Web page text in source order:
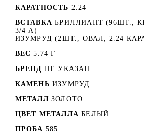
КАРАТНОСТЬ 2.24
ВСТАВКА БРИЛЛИАНТ (96ШТ.,
3/4 А)
ИЗУМРУД (2ШТ., ОВАЛ, 2.24
ВЕС 5.74 Г
БРЕНД НЕ УКАЗАН
КАМЕНЬ ИЗУМРУД
МЕТАЛЛ ЗОЛОТО
ЦВЕТ МЕТАЛЛА БЕЛЫЙ
ПРОБА 585